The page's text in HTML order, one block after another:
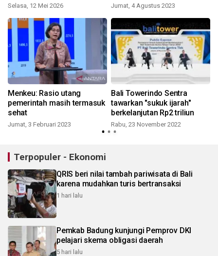
Selasa, 12 Mei 2026
kuat
Jumat, 4 Agustus 2023
Menkeu: Rasio utang
pemerintah masih termasuk
sehat
Jumat, 3 Februari 2023
Bali Towerindo Sentra
tawarkan "sukuk ijarah"
berkelanjutan Rp2 triliun
Rabu, 23 November 2022
Terpopuler - Ekonomi
QRIS beri nilai tambah pariwisata di Bali
karena mudahkan turis bertransaksi
1 hari lalu
Pemkab Badung kunjungi Pemprov DKI
pelajari skema obligasi daerah
5 hari lalu